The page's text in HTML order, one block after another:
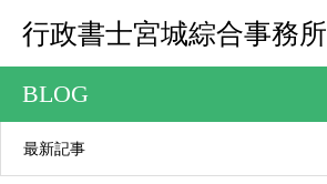
行政書士宮城綜合事務所
BLOG
最新記事